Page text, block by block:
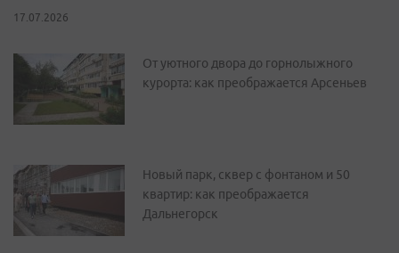
17.07.2026
От уютного двора до горнолыжного
курорта: как преображается Арсеньев
Новый парк, сквер с фонтаном и 50
квартир: как преображается
Дальнегорск